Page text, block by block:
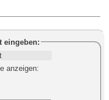
eingeben:
anzeigen: